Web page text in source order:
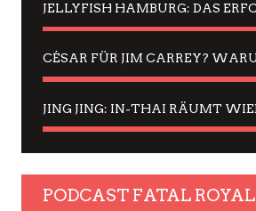
PODCAST FATAL ROYAL